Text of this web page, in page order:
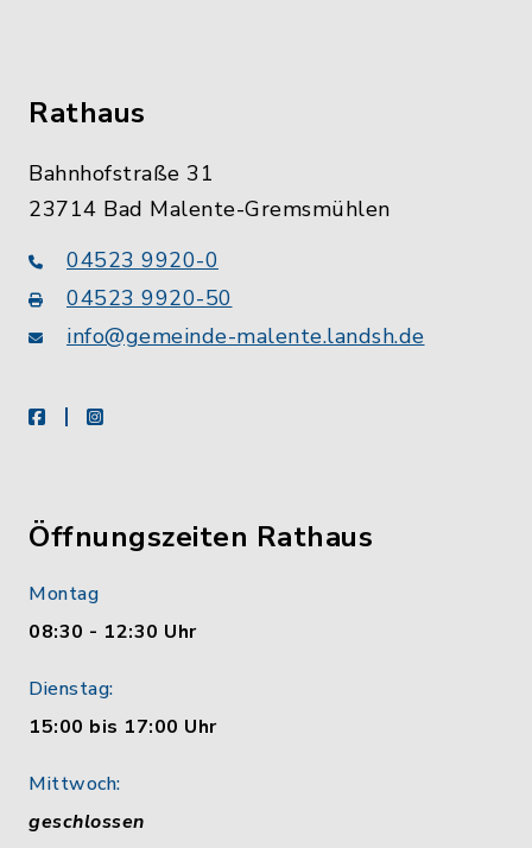
Rathaus
Bahnhofstraße 31
23714 Bad Malente-Gremsmühlen
04523 9920-0
04523 9920-50
info@gemeinde-malente.landsh.de
facebookinstagram
Öffnungszeiten Rathaus
Montag
08:30 - 12:30 Uhr
Dienstag:
15:00 bis 17:00 Uhr
Mittwoch:
geschlossen